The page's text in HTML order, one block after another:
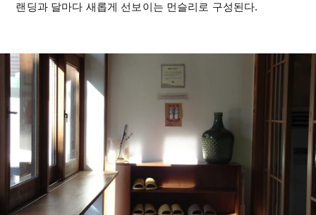
랜딩과 달마다 새롭게 선보이는 먼슬리로 구성된다.